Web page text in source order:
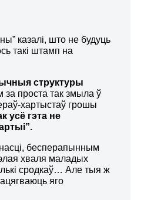
казалі, што не будуць
такі штамп на
структуры
проста так змыла ў
хартыстаў грошы
усё гэта не
бесперапынным
хваля маладых
сродкаў… Але тыя ж
яго